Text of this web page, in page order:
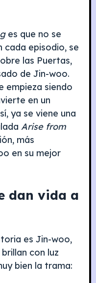
es que no se
cada episodio, se
las Puertas,
de Jin-woo.
empieza siendo
en un
ya se viene una
Arise from
más
en su mejor
dan vida a
es Jin-woo,
con luz
bien la trama: